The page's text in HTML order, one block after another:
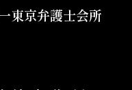
東京弁護士会所